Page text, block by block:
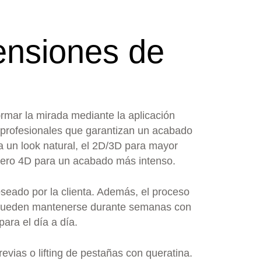
de
la mirada mediante la aplicación
que garantizan un acabado
un look natural, el 2D/3D para mayor
4D para un acabado más intenso.
por la clienta. Además, el proceso
mantenerse durante semanas con
el día a día.
o lifting de pestañas con queratina.